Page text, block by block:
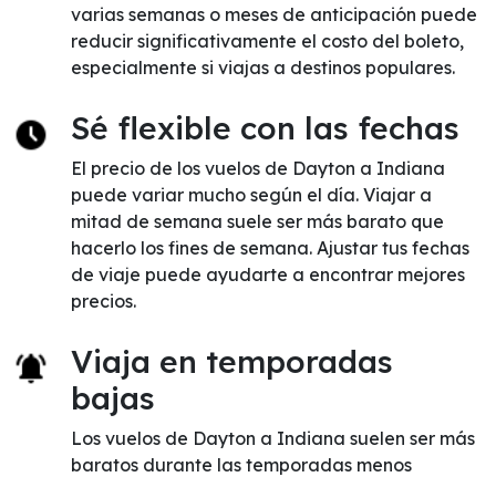
varias semanas o meses de anticipación puede
reducir significativamente el costo del boleto,
especialmente si viajas a destinos populares.
Sé flexible con las fechas
El precio de los vuelos de Dayton a Indiana
puede variar mucho según el día. Viajar a
mitad de semana suele ser más barato que
hacerlo los fines de semana. Ajustar tus fechas
de viaje puede ayudarte a encontrar mejores
precios.
Viaja en temporadas
bajas
Los vuelos de Dayton a Indiana suelen ser más
baratos durante las temporadas menos